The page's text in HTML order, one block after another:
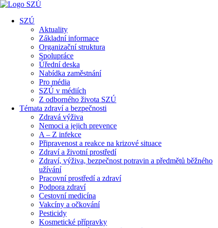
SZÚ
Aktuality
Základní informace
Organizační struktura
Spolupráce
Úřední deska
Nabídka zaměstnání
Pro média
SZÚ v médiích
Z odborného života SZÚ
Témata zdraví a bezpečnosti
Zdravá výživa
Nemoci a jejich prevence
A – Z infekce
Připravenost a reakce na krizové situace
Zdraví a životní prostředí
Zdraví, výživa, bezpečnost potravin a předmětů běžného
užívání
Pracovní prostředí a zdraví
Podpora zdraví
Cestovní medicína
Vakcíny a očkování
Pesticidy
Kosmetické přípravky